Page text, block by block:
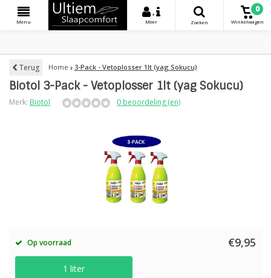
Menu
+
Meer
Zoeken
0
Winkelwagen
Terug Home 3-Pack - Vetoplosser 1lt (yag Sokucu)
Biotol 3-Pack - Vetoplosser 1lt (yag Sokucu)
Merk: Biotol 0 beoordeling (en)
Op voorraad €9,95
1 liter